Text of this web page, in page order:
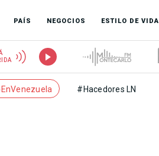
PAÍS NEGOCIOS ESTILO DE VIDA
#Hacedores LN